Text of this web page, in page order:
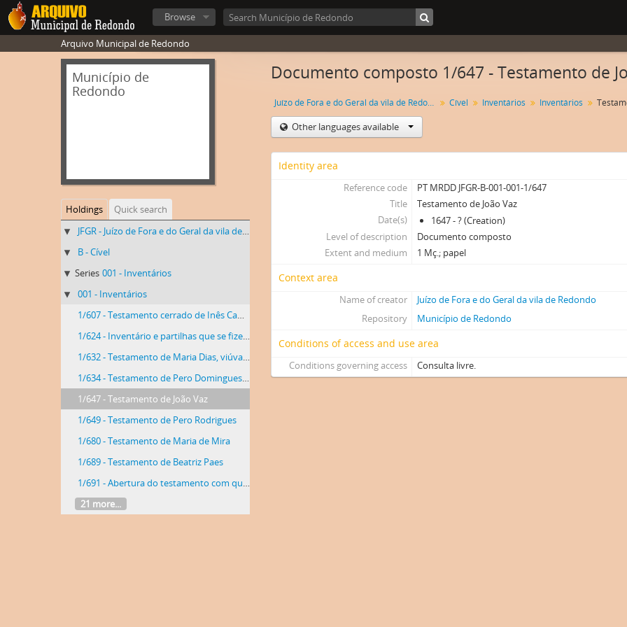
Browse
Arquivo Municipal de Redondo
Município de
Redondo
Holdings
Quick search
JFGR - Juízo de Fora e do Geral da vila de Redondo
B - Cível
Series 001 - Inventários
001 - Inventários
1/607 - Testamento cerrado de Inês Camacho de Oliva. Pertence a Pedro Gomes Castanho por ser a sua mulher e a seus filhos
1/624 - Inventário e partilhas que se fizeram por falecimento de Isabel Rodrigues mulher de Pero Gonçalves
1/632 - Testamento de Maria Dias, viúva de Gaspar Martins
1/634 - Testamento de Pero Domingues, natural da Galiza
1/647 - Testamento de João Vaz
1/649 - Testamento de Pero Rodrigues
1/680 - Testamento de Maria de Mira
1/689 - Testamento de Beatriz Paes
1/691 - Abertura do testamento com que faleceu Maria Rodrigues
21 more...
Documento composto 1/647 - Testamento de
Juízo de Fora e do Geral da vila de Redondo Cível Inventários Inventários
Other languages available
Identity area
Reference code
PT MRDD JFGR-B-001-001-1/647
Title
Testamento de João Vaz
Date(s)
1647 - ? (Creation)
Level of description
Documento composto
Extent and medium
1 Mç.; papel
Context area
Name of creator
Juízo de Fora e do Geral da vila de Redondo
Repository
Município de Redondo
Conditions of access and use area
Conditions governing access Consulta livre.